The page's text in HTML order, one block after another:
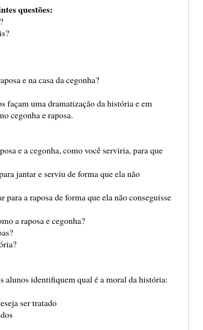
questões:
e na casa da cegonha?
façam uma dramatização da história e em
cegonha e raposa.
e a cegonha, como você serviria, para que
jantar e serviu de forma que ela não
a raposa de forma que ela não conseguisse
a raposa e cegonha?
alunos identifiquem qual é a moral da história:
ser tratado